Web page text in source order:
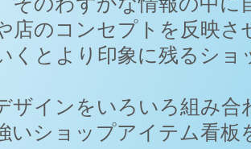
店のコンセプトを反映
くとより印象に残るシ
ザインをいろいろ組み
いショップアイテム看